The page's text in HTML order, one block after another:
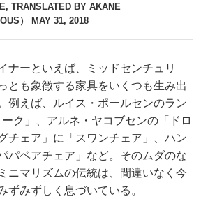
TRANSLATED BY AKANE
）
MAY 31, 2018
ーといえば、ミッドセンチュリ
とも象徴する家具をいくつも生み出
例えば、ルイス・ポールセンのラン
ク」、アルネ・ヤコブセンの「ドロ
チェア」に「スワンチェア」、ハン
パベアチェア」など。そのムダのな
ニマリズムの伝統は、間違いなく今
ずみずしく息づいている。